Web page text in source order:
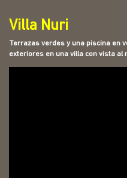
Villa Nuri
Terrazas verdes y una piscina en
exteriores en una villa con vista al